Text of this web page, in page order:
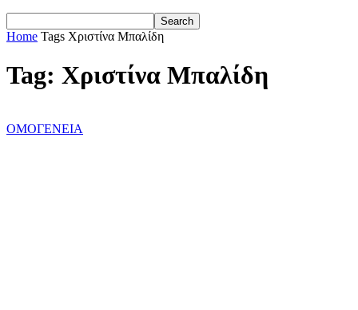
Home Tags Χριστίνα Μπαλίδη
Tag: Χριστίνα Μπαλίδη
ΟΜΟΓΕΝΕΙΑ